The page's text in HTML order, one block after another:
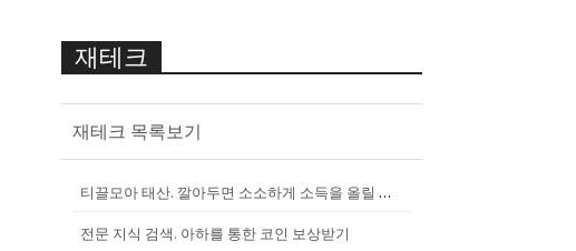
재테크
재테크 목록보기
티끌모아 태산. 깔아두면 소소하게 소득을 올릴 수 있는 앱
전문 지식 검색. 아하를 통한 코인 보상받기